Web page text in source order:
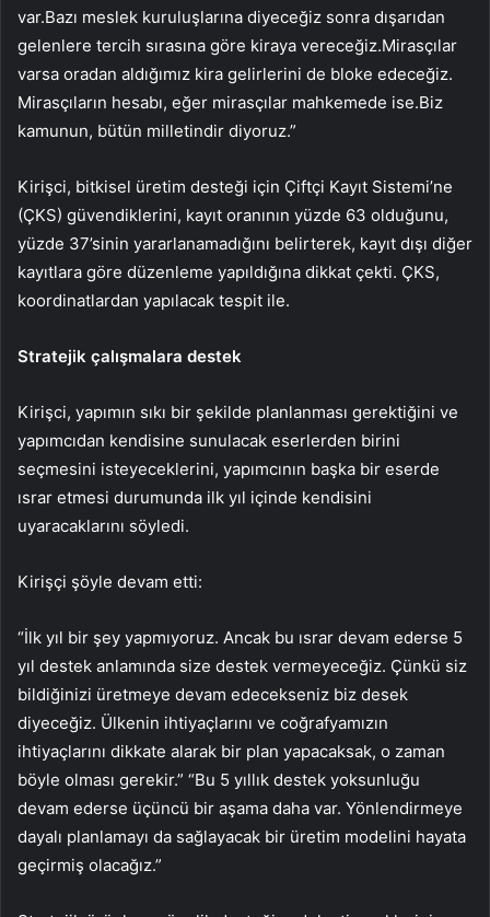
var.Bazı meslek kuruluşlarına diyeceğiz sonra dışarıdan
gelenlere tercih sırasına göre kiraya vereceğiz.Mirasçılar
varsa oradan aldığımız kira gelirlerini de bloke edeceğiz.
Mirasçıların hesabı, eğer mirasçılar mahkemede ise.Biz
kamunun, bütün milletindir diyoruz.”
Kirişci, bitkisel üretim desteği için Çiftçi Kayıt Sistemi’ne
(ÇKS) güvendiklerini, kayıt oranının yüzde 63 olduğunu,
yüzde 37’sinin yararlanamadığını belirterek, kayıt dışı diğer
kayıtlara göre düzenleme yapıldığına dikkat çekti. ÇKS,
koordinatlardan yapılacak tespit ile.
Stratejik çalışmalara destek
Kirişci, yapımın sıkı bir şekilde planlanması gerektiğini ve
yapımcıdan kendisine sunulacak eserlerden birini
seçmesini isteyeceklerini, yapımcının başka bir eserde
ısrar etmesi durumunda ilk yıl içinde kendisini
uyaracaklarını söyledi.
Kirişçi şöyle devam etti:
“İlk yıl bir şey yapmıyoruz. Ancak bu ısrar devam ederse 5
yıl destek anlamında size destek vermeyeceğiz. Çünkü siz
bildiğinizi üretmeye devam edecekseniz biz desek
diyeceğiz. Ülkenin ihtiyaçlarını ve coğrafyamızın
ihtiyaçlarını dikkate alarak bir plan yapacaksak, o zaman
böyle olması gerekir.” “Bu 5 yıllık destek yoksunluğu
devam ederse üçüncü bir aşama daha var. Yönlendirmeye
dayalı planlamayı da sağlayacak bir üretim modelini hayata
geçirmiş olacağız.”